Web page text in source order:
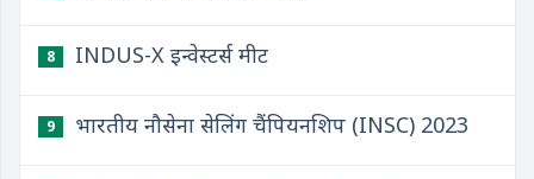
8 INDUS-X इन्वेस्टर्स मीट
9 भारतीय नौसेना सेलिंग चैंपियनशिप (INSC) 2023